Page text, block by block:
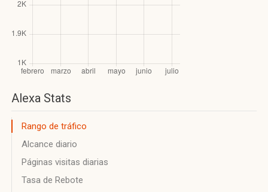
Alexa Stats
Rango de tráfico
Alcance diario
Páginas visitas diarias
Tasa de Rebote